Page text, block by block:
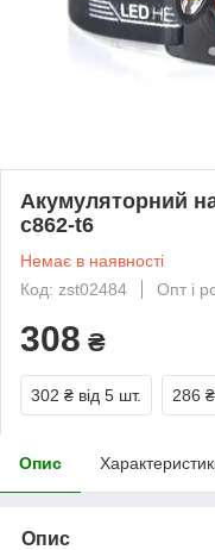
Акумуляторний
c862-t6
Немає в наявності
Код: zst02484
Опт і
308 ₴
302 ₴ від 5 шт. 286 ₴
Опис
Опис